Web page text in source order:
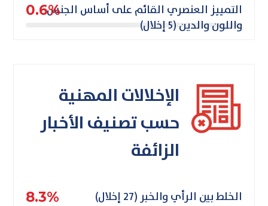
التمييز العنصري القائم على أساس الجنس
واللون والدين (5 إخلال)
0.6%
الإخلالات المهنية
حسب تصنيف الأخبار
الزائفة
الخلط بين الرأي والخبر (27 إخلال) 8.3%